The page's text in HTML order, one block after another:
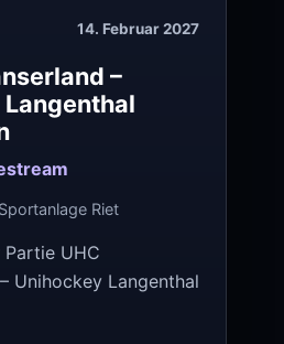
14. Februar 2027
–
Sportanlage Riet
UHC
Unihockey Langenthal